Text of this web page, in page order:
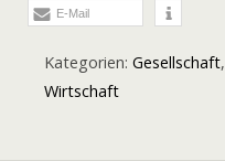
E-Mail
Kategorien: Gesellschaft,
Wirtschaft